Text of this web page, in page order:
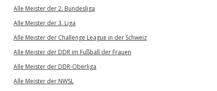
Alle Meister der 2. Bundesliga
Alle Meister der 3. Liga
Alle Meister der Challenge League in der Schweiz
Alle Meister der DDR im Fußball der Frauen
Alle Meister der DDR-Oberliga
Alle Meister der NWSL